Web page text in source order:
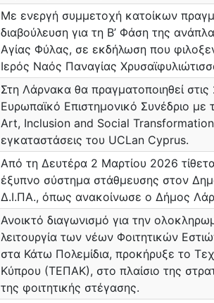
Με ενεργή συμμετοχή κατοίκων
διαβούλευση για τη Β’ Φάση της
Αγίας Φύλας, σε εκδήλωση που
Ιερός Ναός Παναγίας
Στη Λάρνακα θα πραγματοποιηθεί
Ευρωπαϊκό Επιστημονικό Συνέδριο με
Art, Inclusion and Social
εγκαταστάσεις του UCLan Cyprus.
Από τη Δευτέρα 2 Μαρτίου 2026
έξυπνο σύστημα στάθμευσης στον
Δ.Ι.ΠΑ., όπως ανακοίνωσε ο Δήμος
Ανοικτό διαγωνισμό για την
λειτουργία των νέων Φοιτητικών
στα Κάτω Πολεμίδια, προκήρυξε το
Κύπρου (ΤΕΠΑΚ), στο πλαίσιο της
της φοιτητικής στέγασης.